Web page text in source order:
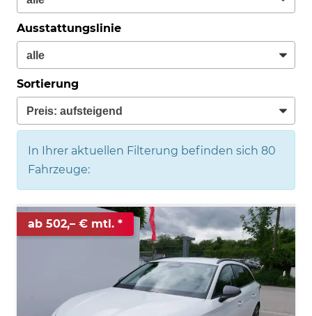
Ausstattungslinie
Sortierung
In Ihrer aktuellen Filterung befinden sich 80
Fahrzeuge:
ab 502,– € mtl.